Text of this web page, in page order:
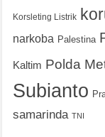
Korsleting Listrik
narkoba Palestina
Kaltim Polda
Subianto
samarinda TNI